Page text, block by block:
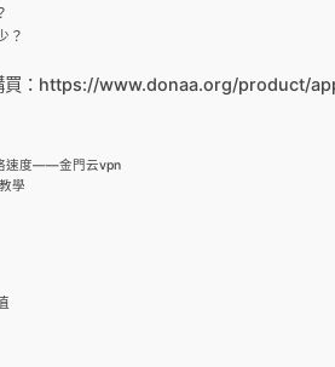
？
買：https://www.donaa.org/product/
速度——金門云vpn
學